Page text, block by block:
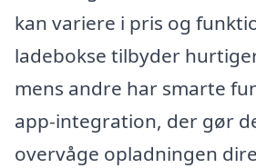
kan variere i pris og
ladebokse tilbyder
mens andre har smarte
app-integration, der gør
overvåge opladningen